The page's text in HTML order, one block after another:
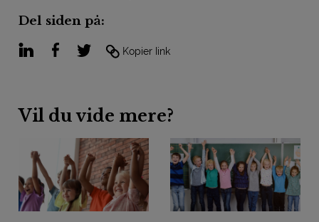
Del siden på:
LinkedInFacebook
TwitterKopier link
Vil du vide mere?